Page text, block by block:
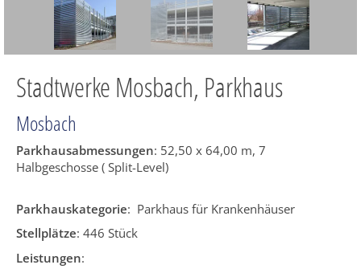
Stadtwerke Mosbach, Parkhaus
Mosbach
Parkhausabmessungen: 52,50 x 64,00 m, 7
Halbgeschosse ( Split-Level)
Parkhauskategorie: Parkhaus für Krankenhäuser
Stellplätze: 446 Stück
Leistungen: